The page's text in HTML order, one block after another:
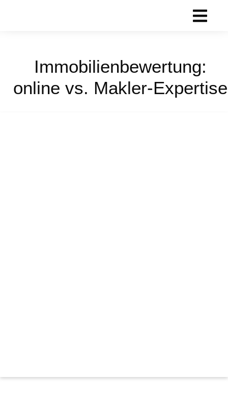
Immobilienbewertung:
online vs. Makler-Expertise